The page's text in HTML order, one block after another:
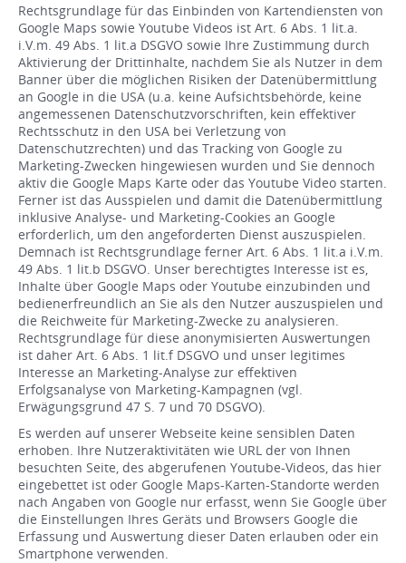
Rechtsgrundlage für das Einbinden von Kartendiensten von
Google Maps sowie Youtube Videos ist Art. 6 Abs. 1 lit.a.
i.V.m. 49 Abs. 1 lit.a DSGVO sowie Ihre Zustimmung durch
Aktivierung der Drittinhalte, nachdem Sie als Nutzer in dem
Banner über die möglichen Risiken der Datenübermittlung
an Google in die USA (u.a. keine Aufsichtsbehörde, keine
angemessenen Datenschutzvorschriften, kein effektiver
Rechtsschutz in den USA bei Verletzung von
Datenschutzrechten) und das Tracking von Google zu
Marketing-Zwecken hingewiesen wurden und Sie dennoch
aktiv die Google Maps Karte oder das Youtube Video starten.
Ferner ist das Ausspielen und damit die Datenübermittlung
inklusive Analyse- und Marketing-Cookies an Google
erforderlich, um den angeforderten Dienst auszuspielen.
Demnach ist Rechtsgrundlage ferner Art. 6 Abs. 1 lit.a i.V.m.
49 Abs. 1 lit.b DSGVO. Unser berechtigtes Interesse ist es,
Inhalte über Google Maps oder Youtube einzubinden und
bedienerfreundlich an Sie als den Nutzer auszuspielen und
die Reichweite für Marketing-Zwecke zu analysieren.
Rechtsgrundlage für diese anonymisierten Auswertungen
ist daher Art. 6 Abs. 1 lit.f DSGVO und unser legitimes
Interesse an Marketing-Analyse zur effektiven
Erfolgsanalyse von Marketing-Kampagnen (vgl.
Erwägungsgrund 47 S. 7 und 70 DSGVO).
Es werden auf unserer Webseite keine sensiblen Daten
erhoben. Ihre Nutzeraktivitäten wie URL der von Ihnen
besuchten Seite, des abgerufenen Youtube-Videos, das hier
eingebettet ist oder Google Maps-Karten-Standorte werden
nach Angaben von Google nur erfasst, wenn Sie Google über
die Einstellungen Ihres Geräts und Browsers Google die
Erfassung und Auswertung dieser Daten erlauben oder ein
Smartphone verwenden.